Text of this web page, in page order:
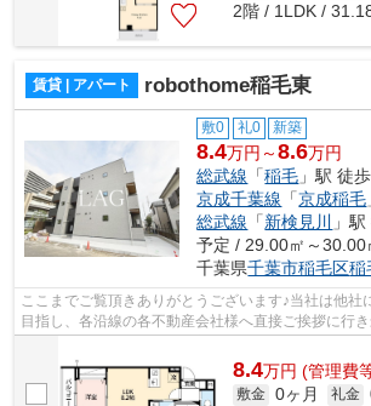
2階 / 1LDK /
賃貸 | アパート robothome稲毛東
敷0 礼0 新築
8.4万円～8.6万円
総武線 「稲毛 」駅 徒
京成千葉線 「京成稲毛
総武線 「新検見川
」
予定 / 29.00㎡～30.00
千葉県千葉市稲毛区稲
ここまでご覧頂きありがとうございます♪当社は他社
目指し、各沿線の各不動産会社様へ直接ご挨拶に行き
様へ提供しております！最新の情報は...
8.4万円 (管理費
敷金 0ヶ月 礼金